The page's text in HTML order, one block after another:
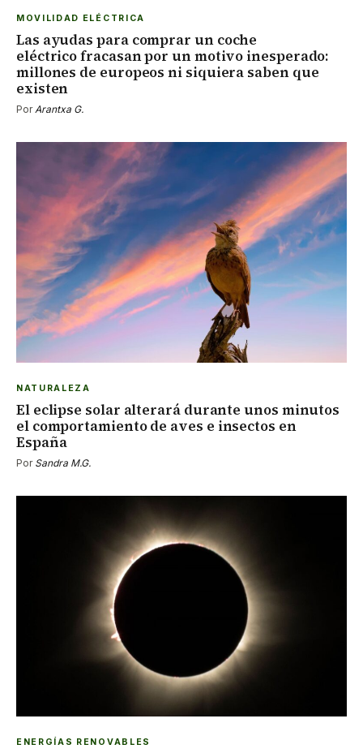
MOVILIDAD ELÉCTRICA
Las ayudas para comprar un coche
eléctrico fracasan por un motivo inesperado:
millones de europeos ni siquiera saben que
existen
PorArantxa G.
NATURALEZA
El eclipse solar alterará durante unos minutos
el comportamiento de aves e insectos en
España
Por Sandra M.G.
ENERGÍAS RENOVABLES